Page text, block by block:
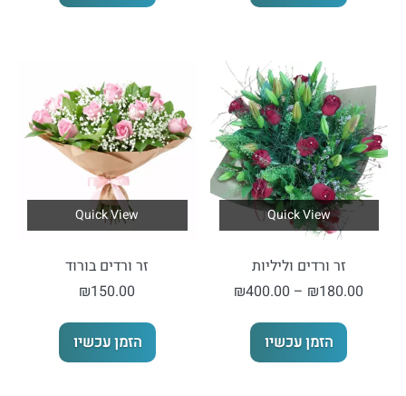
Quick View
זר ורדים וליליות
₪180.00
–
₪400.00 טווח
הזמן עכשיו
למוצר
זה
Quick View
זר ורדים בורוד
₪150.00
הזמן עכשיו